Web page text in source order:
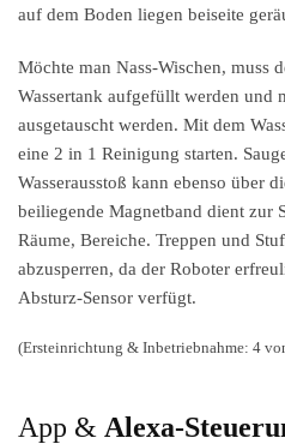
auf dem Boden liegen beiseite
Möchte man Nass-Wischen, muss
Wassertank aufgefüllt werden und
ausgetauscht werden. Mit dem
eine 2 in 1 Reinigung starten.
Wasserausstoß kann ebenso über
beiliegende Magnetband dient zur
Räume, Bereiche. Treppen und
abzusperren, da der Roboter
Absturz-Sensor verfügt.
(Ersteinrichtung & Inbetriebnahme: 4
App & Alexa-